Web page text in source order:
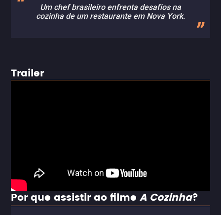
Um chef brasileiro enfrenta desafios na
cozinha de um restaurante em Nova York.
Trailer
Por que assistir ao filme A Cozinha?